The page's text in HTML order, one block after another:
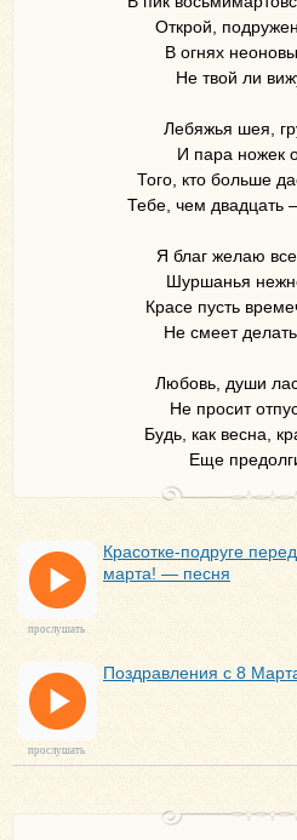
Открой,
В огнях
Не твой ли
Лебяжья шея,
И пара ножек
Того, кто больше
Тебе, чем двадцать
Я благ желаю
Шуршанья
Красе пусть
Не смеет
Любовь, души
Не просит
Будь, как весна,
Еще
Красотке-подруге
марта! — песня
прослушать
Поздравления с 8
прослушать